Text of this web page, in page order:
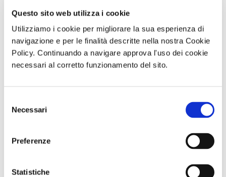
Questo sito web utilizza i cookie
Utilizziamo i cookie per migliorare la sua esperienza di
navigazione e per le finalità descritte nella nostra Cookie
Policy. Continuando a navigare approva l'uso dei cookie
necessari al corretto funzionamento del sito.
delNecessari
Preferenze
Statistiche